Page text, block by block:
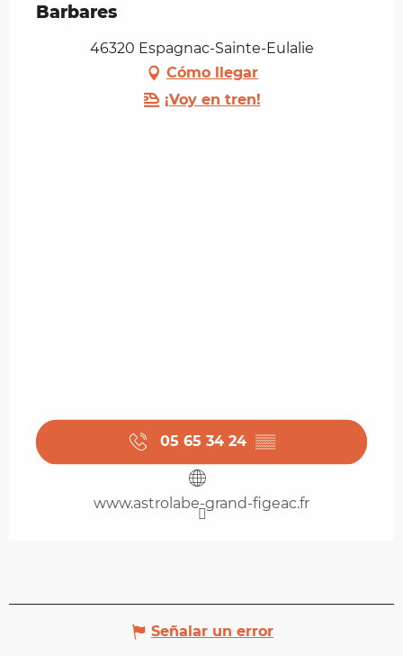
Barbares
46320 Espagnac-Sainte-Eulalie
Cómo llegar
¡Voy en tren!
05 65 34 24 ▒▒
www.astrolabe-grand-figeac.fr
Señalar un error